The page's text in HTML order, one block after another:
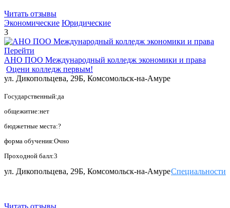
Читать отзывы
Экономические Юридические
3
Перейти
АНО ПОО Международный колледж экономики и права
Оцени колледж первым!
ул. Дикопольцева, 29Б, Комсомольск-на-Амуре
Государственный:да
общежитие:нет
бюджетные места:?
форма обучения:Очно
Проходной балл:3
Специальности
ул. Дикопольцева, 29Б, Комсомольск-на-Амуре
Читать отзывы